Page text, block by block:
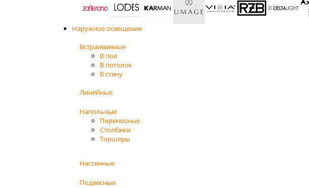
Наружное освещение
Встраиваемые
В пол
В потолок
В стену
Линейные
Напольные
Переносные
Столбики
Торшеры
Настенные
Подвесные